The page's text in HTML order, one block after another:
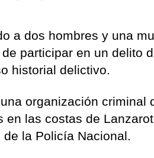
a dos hombres y una
participar en un delito
historial delictivo.
organización criminal
en las costas de
la Policía Nacional.